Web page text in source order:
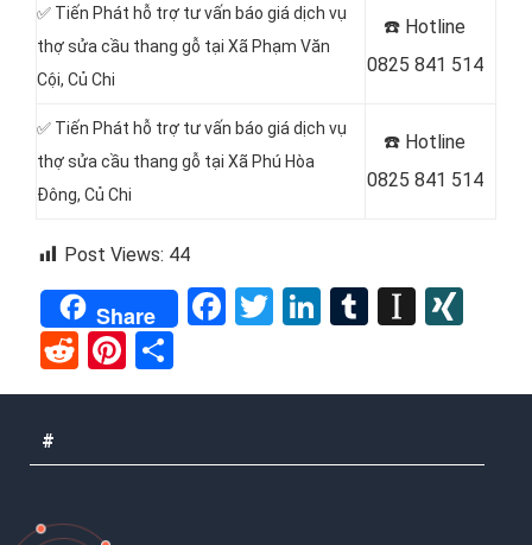
✅ Tiến Phát hỗ trợ tư vấn báo giá dịch vụ
thợ sửa cầu thang gỗ tại Xã Phạm Văn
Cội, Củ Chi
☎️ Hotline
0825 841 514
✅ Tiến Phát hỗ trợ tư vấn báo giá dịch vụ
thợ sửa cầu thang gỗ tại Xã Phú Hòa
Đông, Củ Chi
☎️ Hotline
0825 841 514
Post Views: 44
Share Facebook
TwitterLinkedIn
Tumblr
RedditPinterest
#